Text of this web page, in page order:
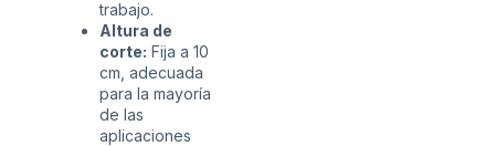
trabajo.
Altura de
corte: Fija a 10
cm, adecuada
para la mayoría
de las
aplicaciones